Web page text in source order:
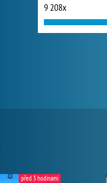
9 208x
před 3 hodinami